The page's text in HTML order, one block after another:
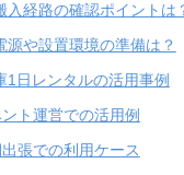
入経路の確認ポイントは
源や設置環境の準備は？
1日レンタルの活用事例
ト運営での活用例
張での利用ケース